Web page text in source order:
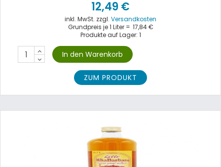
12,49 €
inkl. MwSt. zzgl. Versandkosten
Grundpreis je 1 Liter = 17,84 €
Produkte auf Lager: 1
ZUM PRODUKT